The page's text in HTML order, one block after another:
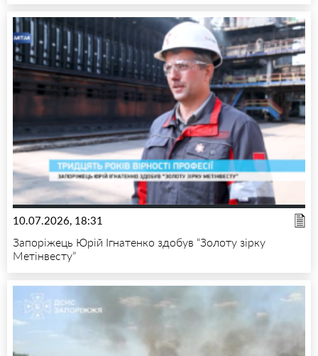
10.07.2026, 18:31
Запоріжець Юрій Ігнатенко здобув “Золоту зірку
Метінвесту”